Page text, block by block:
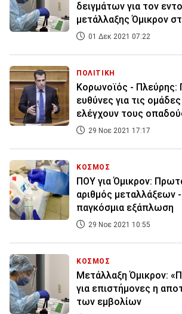
δειγμάτων για τον
μετάλλαξης Όμικρον
01 Δεκ 2021 07:22
ΠΟΛΙΤΙΚΗ
Κορωνοϊός - Πλεύρης:
ευθύνες για τις
ελέγχουν τους
29 Νοε 2021 17:17
ΚΟΣΜΟΣ
ΠΟΥ για Όμικρον:
αριθμός μεταλλάξεων -
παγκόσμια εξάπλωση
29 Νοε 2021 10:55
ΚΟΣΜΟΣ
Μετάλλαξη Όμικρον:
για επιστήμονες η
των εμβολίων